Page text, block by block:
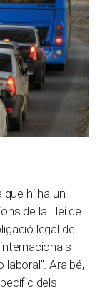
hi ha un
de la Llei de
legal de
Ara bé,
dels